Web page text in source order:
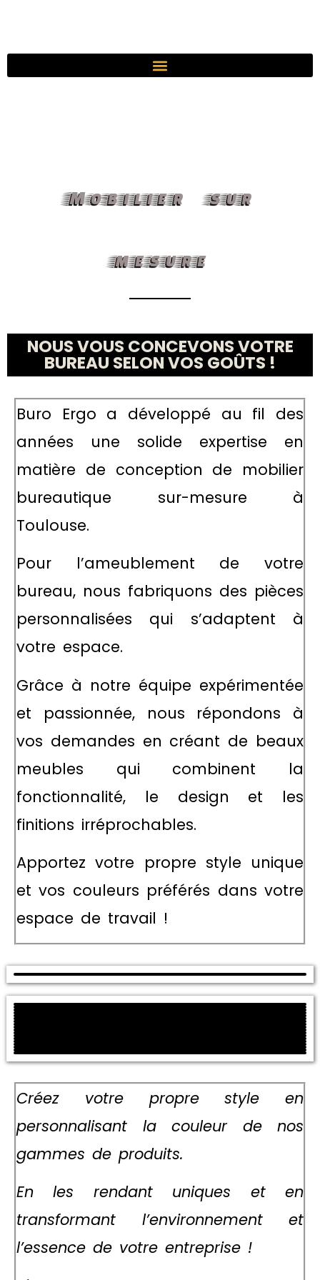
Mobilier sur
mesure
NOUS VOUS CONCEVONS VOTRE
BUREAU SELON VOS GOÛTS !
Buro Ergo a développé au fil des
années une solide expertise en
matière de conception de mobilier
bureautique sur-mesure à
Toulouse.
Pour l’ameublement de votre
bureau, nous fabriquons des pièces
personnalisées qui s’adaptent à
votre espace.
Grâce à notre équipe expérimentée
et passionnée, nous répondons à
vos demandes en créant de beaux
meubles qui combinent la
fonctionnalité, le design et les
finitions irréprochables.
Apportez votre propre style unique
et vos couleurs préférés dans votre
espace de travail !
Créez votre propre style en
personnalisant la couleur de nos
gammes de produits.
En les rendant uniques et en
transformant l’environnement et
l’essence de votre entreprise !